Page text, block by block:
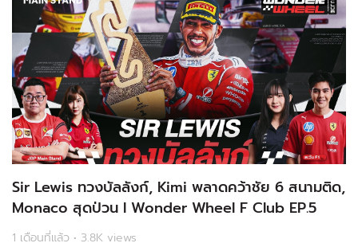
Sir Lewis ทวงบัลลังก์, Kimi พลาดคว้าชัย 6 สนามติด,
Monaco สุดป่วน l Wonder Wheel F Club EP.5
1 เดือนที่แล้ว • 3.8K views